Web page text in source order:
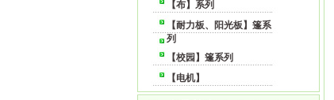
【布】系列
【耐力板、阳光板】篷系
列
【校园】篷系列
【电机】